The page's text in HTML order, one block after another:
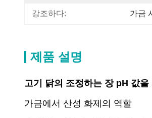
강조하다: 가금
제품 설명
고기 닭의 조정하는 장 pH 값
가금에서 산성 화제의 역할